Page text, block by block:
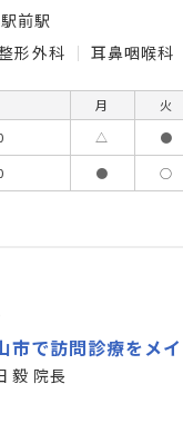
前駅
形外科 耳鼻咽喉科
月 火
△ ●
● ○
市で訪問診療をメ
毅 院長